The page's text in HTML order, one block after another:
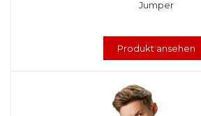
Jumper
Produkt ansehen